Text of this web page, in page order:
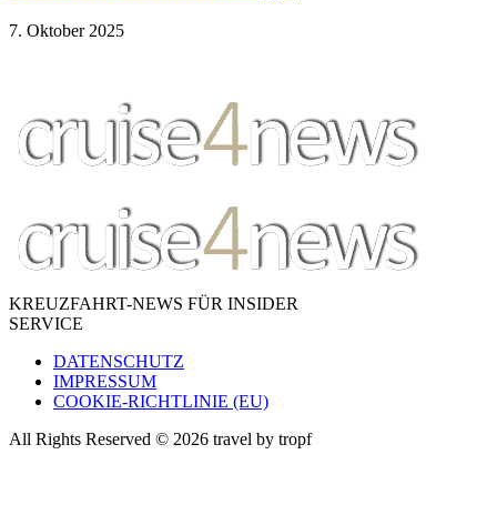
7. Ok­to­ber 2025
KREUZFAHRT-NEWS FÜR INSIDER
SERVICE
DATENSCHUTZ
IMPRESSUM
COOKIE-RICHTLINIE (EU)
All Rights Reserved © 2026 travel by tropf